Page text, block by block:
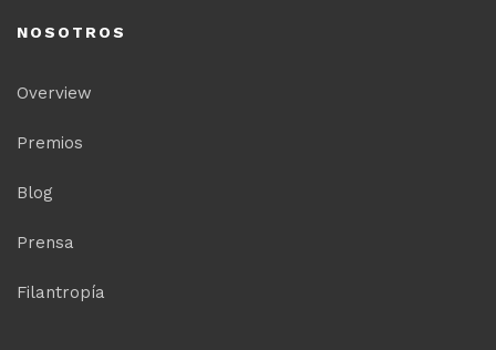
NOSOTROS
Overview
Premios
Blog
Prensa
Filantropía